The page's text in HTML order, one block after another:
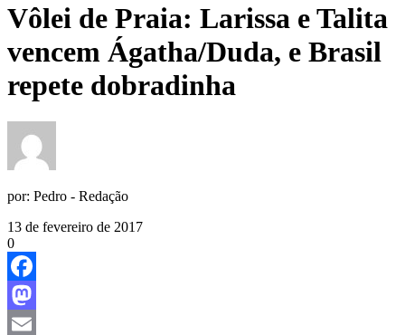
Vôlei de Praia: Larissa e Talita
vencem Ágatha/Duda, e Brasil
repete dobradinha
por: Pedro - Redação
13 de fevereiro de 2017
0
Facebook
Mastodon